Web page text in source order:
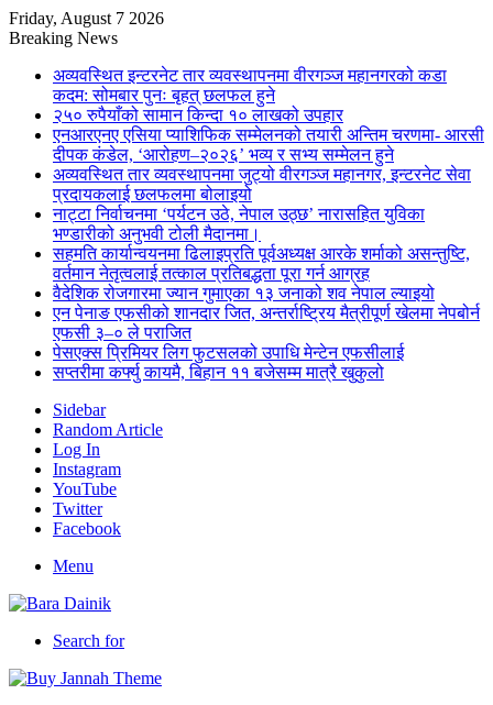
Friday, August 7 2026
Breaking News
अव्यवस्थित इन्टरनेट तार व्यवस्थापनमा वीरगञ्ज महानगरको कडा
कदम: सोमबार पुनः बृहत् छलफल हुने
२५० रुपैयाँको सामान किन्दा १० लाखको उपहार
एनआरएनए एसिया प्याशिफिक सम्मेलनको तयारी अन्तिम चरणमा- आरसी
दीपक कंडेल, ‘आरोहण–२०२६’ भव्य र सभ्य सम्मेलन हुने
अव्यवस्थित तार व्यवस्थापनमा जुट्यो वीरगञ्ज महानगर, इन्टरनेट सेवा
प्रदायकलाई छलफलमा बोलाइयो
नाट्टा निर्वाचनमा ‘पर्यटन उठे, नेपाल उठ्छ’ नारासहित युविका
भण्डारीको अनुभवी टोली मैदानमा।
सहमति कार्यान्वयनमा ढिलाइप्रति पूर्वअध्यक्ष आरके शर्माको असन्तुष्टि,
वर्तमान नेतृत्वलाई तत्काल प्रतिबद्धता पूरा गर्न आग्रह
वैदेशिक रोजगारमा ज्यान गुमाएका १३ जनाको शव नेपाल ल्याइयो
एन पेनाङ एफसीको शानदार जित, अन्तर्राष्ट्रिय मैत्रीपूर्ण खेलमा नेपबोर्न
एफसी ३–० ले पराजित
पेसएक्स प्रिमियर लिग फुटसलको उपाधि मेन्टेन एफसीलाई
सप्तरीमा कर्फ्यु कायमै, बिहान ११ बजेसम्म मात्रै खुकुलो
Sidebar
Random Article
Log In
Instagram
YouTube
Twitter
Facebook
Menu
Search for